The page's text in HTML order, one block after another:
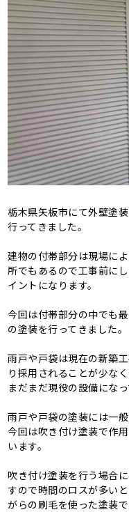
栃木県矢板市にて外壁塗
行ってきました。
建物の付帯部分は現場に
所でもあるので工事前に
イントになります。
今回は付帯部分の中でも
の塗装を行ってきました。
雨戸や戸袋は現在の新築
り採用されることが少な
まだまだ現役の設備になっ
雨戸や戸袋の塗装には一
今回は吹き付け塗装で作
います。
吹き付け塗装を行う場合
すので時間のロスが多い
がらの刷毛を使った塗装